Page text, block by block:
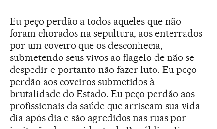
Eu peço perdão a todos aqueles que não
foram chorados na sepultura, aos enterrados
por um coveiro que os desconhecia,
submetendo seus vivos ao flagelo de não se
despedir e portanto não fazer luto. Eu peço
perdão aos coveiros submetidos à
brutalidade do Estado. Eu peço perdão aos
profissionais da saúde que arriscam sua vida
dia após dia e são agredidos nas ruas por